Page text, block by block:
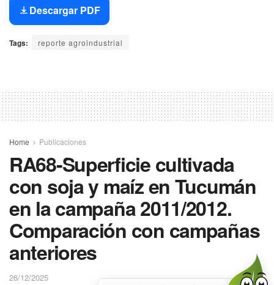
Descargar PDF
Tags: reporte agroindustrial
Home Publicaciones
RA68-Superficie cultivada
con soja y maíz en Tucumán
en la campaña 2011/2012.
Comparación con campañas
anteriores
26/12/2025
En línea